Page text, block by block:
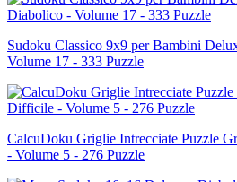
Sudoku Classico 9x9 per Bambini
Volume 17 - 333 Puzzle
CalcuDoku Griglie Intrecciate Puzzle
- Volume 5 - 276 Puzzle